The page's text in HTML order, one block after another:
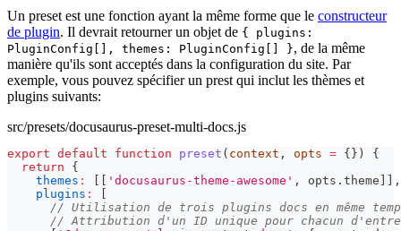
Un preset est une fonction ayant la même forme que le constructeur
de plugin. Il devrait retourner un objet de { plugins:
PluginConfig[], themes: PluginConfig[] }, de la même
manière qu'ils sont acceptés dans la configuration du site. Par
exemple, vous pouvez spécifier un prest qui inclut les thèmes et
plugins suivants:
src/presets/docusaurus-preset-multi-docs.js
export default function preset ( context , opts = { } )
{
return
{
themes : 'docusaurus-theme-awesome' , opts . theme
,
plugins :
// Utilisation de trois plugins docs en même
// Attribution d'un ID unique pour chacun